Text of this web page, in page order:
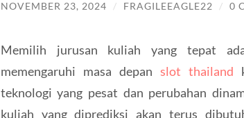
NOVEMBER 23, 2024 / FRAGILEEAGLE22 / 0
Memilih jurusan kuliah yang tepat
memengaruhi masa depanslot thailand
teknologi yang pesat dan perubahan
kuliah yang diprediksi akan terus